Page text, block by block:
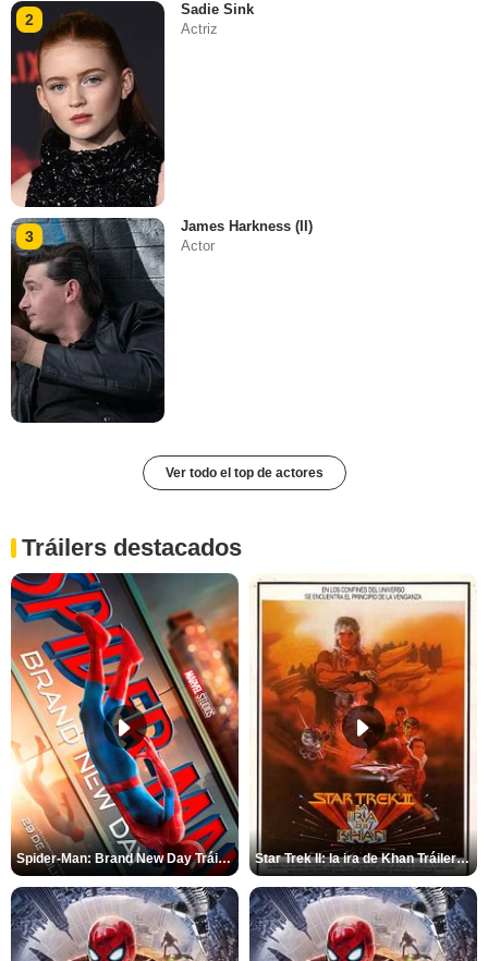
2
Sadie Sink
Actriz
3
James Harkness (II)
Actor
Ver todo el top de actores
Tráilers destacados
Spider-Man: Brand New Day Tráiler (3) Star Trek II: la ira de Khan Tráiler VO